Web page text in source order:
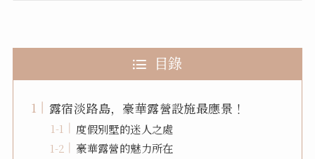
目錄
露宿淡路島，豪華露營設施最應景！
度假別墅的迷人之處
豪華露營的魅力所在